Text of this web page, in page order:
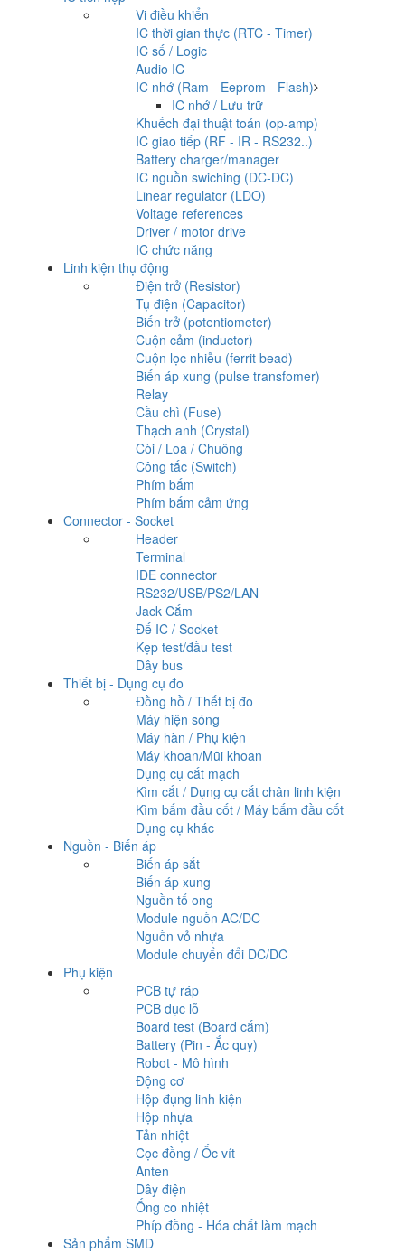
Vi điều khiển
IC thời gian thực (RTC - Timer)
IC số / Logic
Audio IC
IC nhớ (Ram - Eeprom - Flash)
IC nhớ / Lưu trữ
Khuếch đại thuật toán (op-amp)
IC giao tiếp (RF - IR - RS232..)
Battery charger/manager
IC nguồn swiching (DC-DC)
Linear regulator (LDO)
Voltage references
Driver / motor drive
IC chức năng
Linh kiện thụ động
Điện trở (Resistor)
Tụ điện (Capacitor)
Biến trở (potentiometer)
Cuộn cảm (inductor)
Cuộn lọc nhiễu (ferrit bead)
Biến áp xung (pulse transfomer)
Relay
Cầu chì (Fuse)
Thạch anh (Crystal)
Còi / Loa / Chuông
Công tắc (Switch)
Phím bấm
Phím bấm cảm ứng
Connector - Socket
Header
Terminal
IDE connector
RS232/USB/PS2/LAN
Jack Cắm
Đế IC / Socket
Kẹp test/đầu test
Dây bus
Thiết bị - Dụng cụ đo
Đồng hồ / Thết bị đo
Máy hiện sóng
Máy hàn / Phụ kiện
Máy khoan/Mũi khoan
Dụng cụ cắt mạch
Kìm cắt / Dụng cụ cắt chân linh kiện
Kìm bấm đầu cốt / Máy bấm đầu cốt
Dụng cụ khác
Nguồn - Biến áp
Biến áp sắt
Biến áp xung
Nguồn tổ ong
Module nguồn AC/DC
Nguồn vỏ nhựa
Module chuyển đổi DC/DC
Phụ kiện
PCB tự ráp
PCB đục lỗ
Board test (Board cắm)
Battery (Pin - Ắc quy)
Robot - Mô hình
Động cơ
Hộp đụng linh kiện
Hộp nhựa
Tản nhiệt
Cọc đồng / Ốc vít
Anten
Dây điện
Ống co nhiệt
Phíp đồng - Hóa chất làm mạch
Sản phẩm SMD